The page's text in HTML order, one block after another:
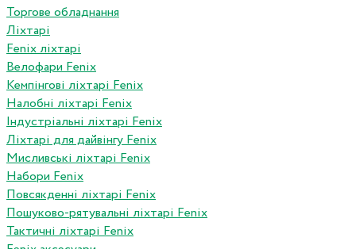
Торгове обладнання
Ліхтарі
Fenix ліхтарі
Велофари Fenix
Кемпінгові ліхтарі Fenix
Налобні ліхтарі Fenix
Індустріальні ліхтарі Fenix
Ліхтарі для дайвінгу Fenix
Мисливські ліхтарі Fenix
Набори Fenix
Повсякденні ліхтарі Fenix
Пошуково-рятувальні ліхтарі Fenix
Тактичні ліхтарі Fenix